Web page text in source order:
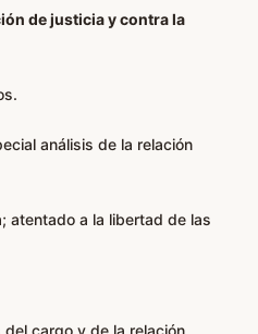
de justicia y contra la
análisis de la relación
atentado a la libertad de las
cargo y de la relación